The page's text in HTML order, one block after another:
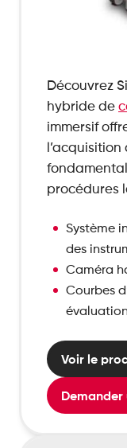
Découvrez
hybride de
immersif
procédures
Système
des
Caméra
Courbes
Voir le
Demander